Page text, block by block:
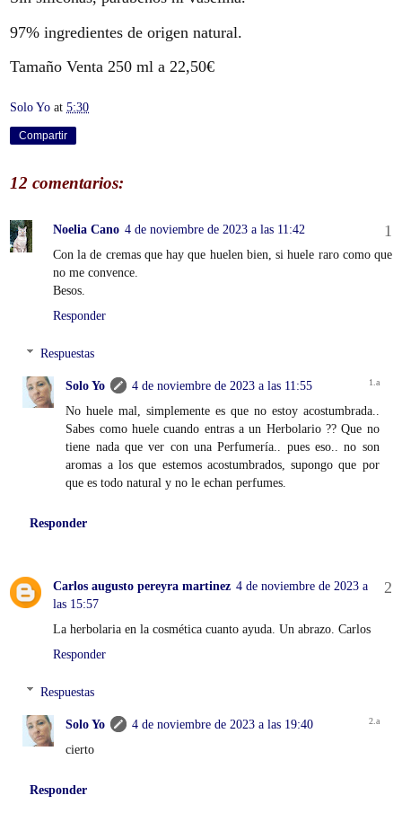
97% ingredientes de origen natural.
Tamaño Venta 250 ml a 22,50€
Solo Yo at 5:30
Compartir
12 comentarios:
Noelia Cano 4 de noviembre de 2023 a las 11:42
Con la de cremas que hay que huelen bien, si huele raro como que
no me convence.
Besos.
Responder
Respuestas
Solo Yo
4 de noviembre de 2023 a las 11:55
No huele mal, simplemente es que no estoy acostumbrada..
Sabes como huele cuando entras a un Herbolario ?? Que no
tiene nada que ver con una Perfumería.. pues eso.. no son
aromas a los que estemos acostumbrados, supongo que por
que es todo natural y no le echan perfumes.
Responder
Carlos augusto pereyra martinez 4 de noviembre de 2023 a
las 15:57
La herbolaria en la cosmética cuanto ayuda. Un abrazo. Carlos
Responder
Respuestas
Solo Yo
4 de noviembre de 2023 a las 19:40
cierto
Responder